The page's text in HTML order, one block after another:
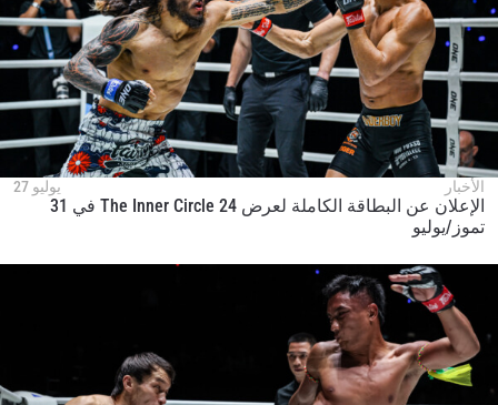
الأخبار يوليو 27
الإعلان عن البطاقة الكاملة لعرض The Inner Circle 24 في 31
تموز/يوليو